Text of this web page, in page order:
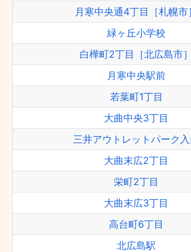
月寒中央通4丁目［札幌市］
緑ヶ丘小学校
白樺町2丁目［北広島市］
月寒中央駅前
若葉町1丁目
大曲中央3丁目
三井アウトレットパーク入
大曲末広2丁目
栄町2丁目
大曲末広3丁目
高台町6丁目
北広島駅